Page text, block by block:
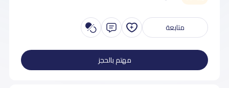
متابعة
مهتم بالحجز